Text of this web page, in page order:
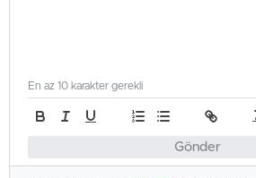
Gönder
En az 10 karakter gerekli